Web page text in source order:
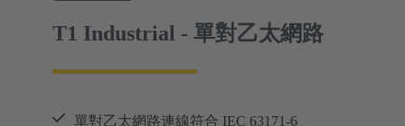
T1 Industrial - 單對乙太網路
單對乙太網路連線符合 IEC 63171-6